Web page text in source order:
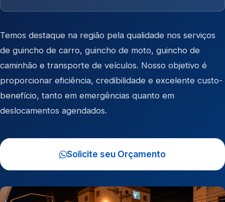
Temos destaque na região pela qualidade nos serviços
de guincho de carro, guincho de moto, guincho de
caminhão e transporte de veículos. Nosso objetivo é
proporcionar eficiência, credibilidade e excelente custo-
benefício, tanto em emergências quanto em
deslocamentos agendados.
Solicite seu Orçamento